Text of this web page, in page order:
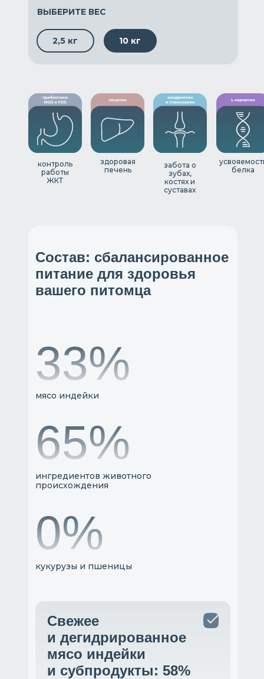
ВЫБЕРИТЕ ВЕС
2,5 кг 10 кг
белка
забота о
зубах,
костях и
суставах
контроль
работы
ЖКТ
здоровая
печень
Состав: сбалансированное
питание для здоровья
вашего питомца
мясо индейки
33%
ингредиентов животного
происхождения
65%
кукурузы и пшеницы
0%
Свежее
и дегидрированное
мясо индейки
и субпродукты: 58%